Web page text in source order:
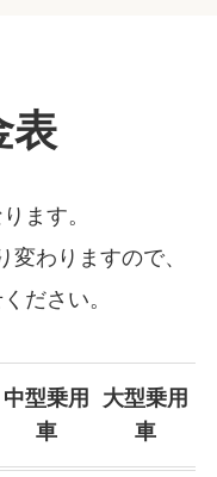
表
ます。
わりますので、
ださい。
中型乗用
車
大型乗用
車